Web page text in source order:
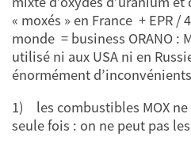
« moxés » en France + EPR /
monde = business ORANO :
utilisé ni aux USA ni en
énormément
1) les combustibles MOX ne
seule fois : on ne peut pas